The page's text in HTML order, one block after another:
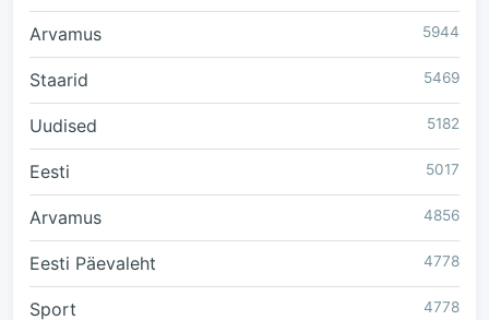
Arvamus 5944
Staarid 5469
Uudised 5182
Eesti 5017
Arvamus 4856
Eesti Päevaleht 4778
Sport 4778